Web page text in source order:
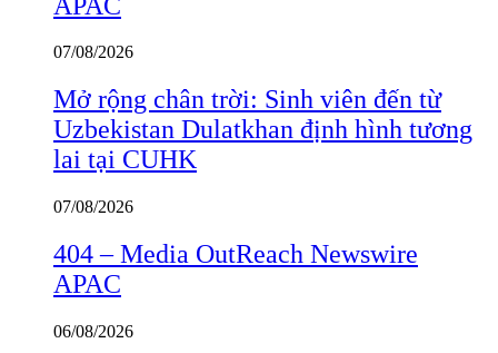
07/08/2026
Mở rộng chân trời: Sinh viên đến từ
Uzbekistan Dulatkhan định hình tương
lai tại CUHK
07/08/2026
404 – Media OutReach Newswire
APAC
06/08/2026